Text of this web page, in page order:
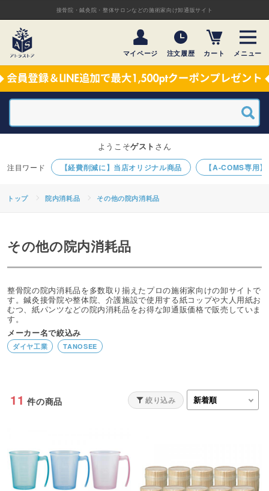
接骨院・鍼灸院・整体サロンなどの施術家向け卸通販サイト
マイページ 注文履歴 カート メニュー
【経費削減に】当店オリジナル商品 【A-COMS専用
ようこそゲスト さん
トップ 院内消耗品 その他の院内消耗品
その他の院内消耗品
整骨院の院内消耗品を多数取り揃えたプロの施術家向けの卸サイトで
す。鍼灸接骨院や整体院、介護施設で使用する紙コップや大人用紙お
むつ、紙パンツなどの院内消耗品をお得な卸通販価格で販売していま
す。
メーカー名で絞込み
ダイヤ工業 TANOSEE
11 件の商品 絞り込み